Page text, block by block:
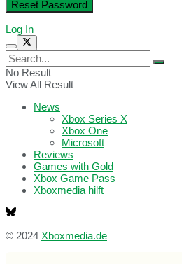
Log In
No Result
View All Result
News
Xbox Series X
Xbox One
Microsoft
Reviews
Games with Gold
Xbox Game Pass
Xboxmedia hilft
© 2024 Xboxmedia.de